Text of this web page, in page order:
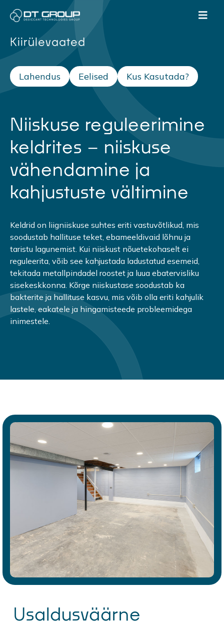
Kiirülevaated
Lahendus Eelised Kus Kasutada?
Niiskuse reguleerimine
keldrites – niiskuse
vähendamine ja
kahjustuste vältimine
Keldrid on liigniiskuse suhtes eriti vastuvõtlikud, mis
soodustab hallituse teket, ebameeldivaid lõhnu ja
taristu lagunemist. Kui niiskust nõuetekohaselt ei
reguleerita, võib see kahjustada ladustatud esemeid,
tekitada metallpindadel roostet ja luua ebatervisliku
sisekeskkonna. Kõrge niiskustase soodustab ka
bakterite ja hallituse kasvu, mis võib olla eriti kahjulik
lastele, eakatele ja hingamisteede probleemidega
inimestele.
Usaldusväärne